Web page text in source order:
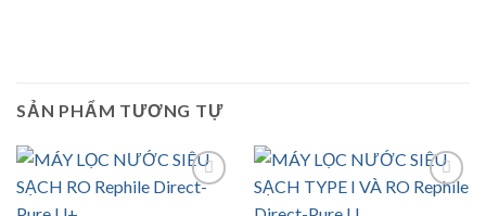
SẢN PHẨM TƯƠNG TỰ